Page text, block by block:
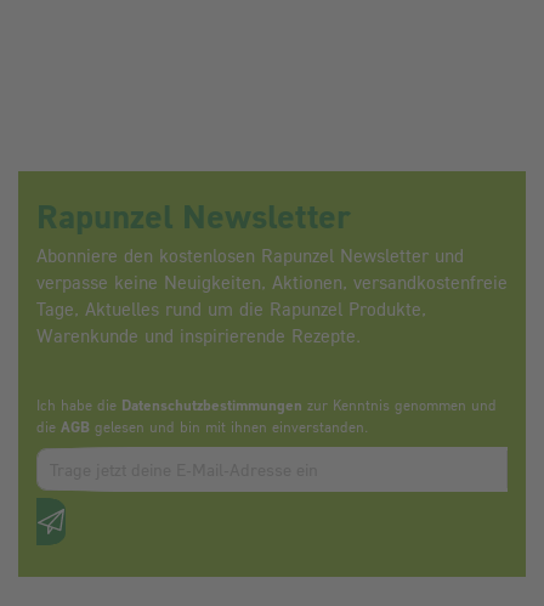
Rapunzel Newsletter
Abonniere den kostenlosen Rapunzel Newsletter und
verpasse keine Neuigkeiten, Aktionen, versandkostenfreie
Tage, Aktuelles rund um die Rapunzel Produkte,
Warenkunde und inspirierende Rezepte.
Ich habe die Datenschutzbestimmungen zur Kenntnis genommen und
die AGB gelesen und bin mit ihnen einverstanden.
Zum abbonieren des Newsletters, bitte E-Mail Adresse
Anti-Roboter-Verifizierung